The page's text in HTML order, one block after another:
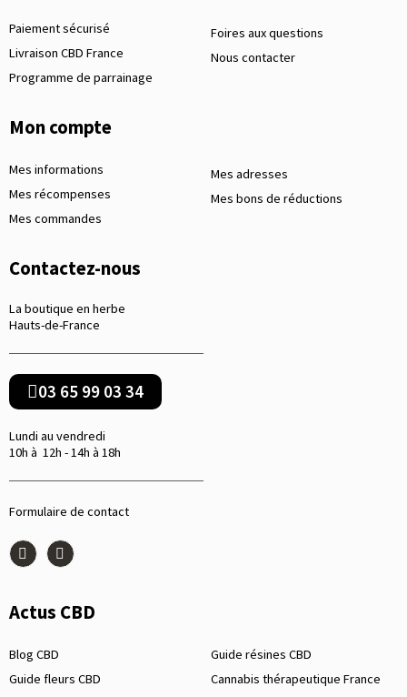
Paiement sécurisé
Livraison CBD France
Programme de parrainage
Foires aux questions
Nous contacter
Mon compte
Mes informations
Mes récompenses
Mes commandes
Mes adresses
Mes bons de réductions
Contactez-nous
La boutique en herbe
Hauts-de-France
03 65 99 03 34
Lundi au vendredi
10h à 12h - 14h à 18h
Formulaire de contact
Actus CBD
Blog CBD
Guide fleurs CBD
Guide résines CBD
Cannabis thérapeutique France